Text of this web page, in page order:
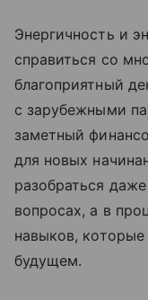
Энергичность и
справиться со
благоприятный
с зарубежными
заметный
для новых
разобраться
вопросах, а в
навыков,
будущем.